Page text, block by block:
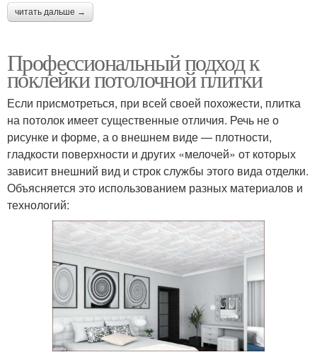
читать дальше →
Профессиональный подход к
поклейки потолочной плитки
Если присмотреться, при всей своей похожести, плитка
на потолок имеет существенные отличия. Речь не о
рисунке и форме, а о внешнем виде — плотности,
гладкости поверхности и других «мелочей» от которых
зависит внешний вид и строк службы этого вида отделки.
Объясняется это использованием разных материалов и
технологий: